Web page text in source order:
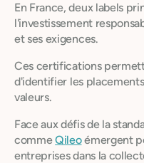
En France, deux labels
l'investissement
et ses exigences.
Ces certifications
d'identifier les
valeurs.
Face aux défis de la
commeQileoémergent
entreprises dans la